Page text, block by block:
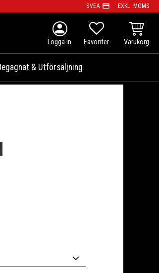
SVEA payment EXKL. MOMS
person
FAVORITER
& Utförsäljning